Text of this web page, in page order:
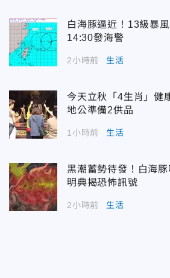
白海豚逼近！13級暴
14:30發海警
2小時前 生活
今天立秋「4生肖」
地公準備2供品
1小時前 生活
黑潮蓄勢待發！白海
明典揭恐怖訊號
2小時前 生活